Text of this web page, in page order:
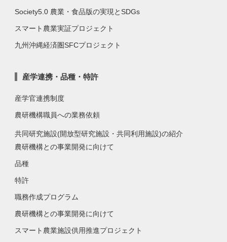
Society5.0 農業・食品版の実現とSDGs
スマート農業実証プロジェクト
九州沖縄経済圏SFCプロジェクト
産学連携・品種・特許
産学官連携制度
農研機構職員への業務依頼
共同研究施設(開放型研究施設・共同利用施設)の紹介
農研機構との事業開発に向けて
品種
特許
職務作成プログラム
農研機構との事業開発に向けて
スマート農業施設供用推進プロジェクト